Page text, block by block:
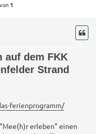
von 1
auf dem FKK
Strand
ferienprogramm/
erleben" einen